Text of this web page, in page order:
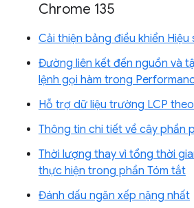
Chrome 135
Cải thiện bảng điều khiển Hiệu
Đường liên kết đến nguồn và
lệnh gọi hàm trong
Hỗ trợ dữ liệu trường LCP
Thông tin chi tiết về cây phần
Thời lượng thay vì tổng thời
thực hiện trong phần Tóm tắt
Đánh dấu ngăn xếp nặng nhất